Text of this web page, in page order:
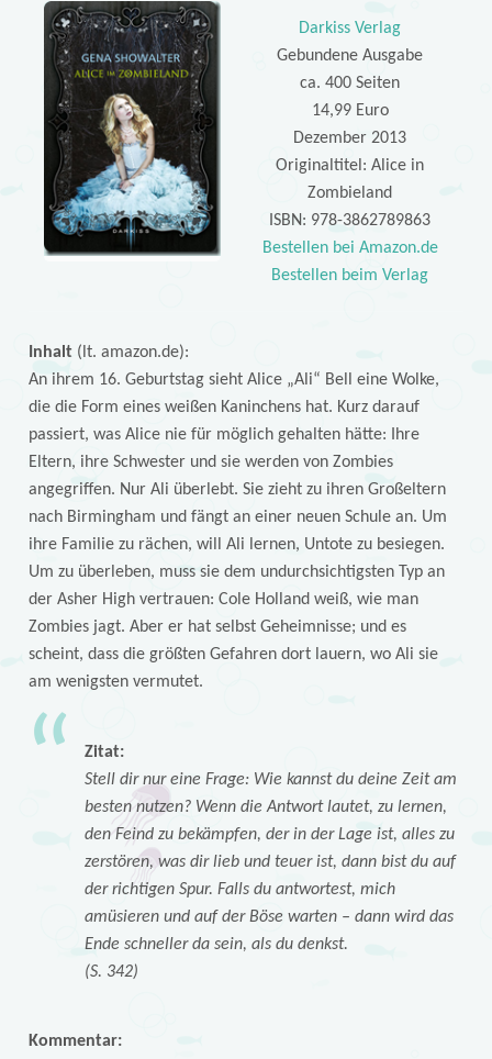
Darkiss Verlag
Gebundene Ausgabe
ca. 400 Seiten
14,99 Euro
Dezember 2013
Originaltitel: Alice in
Zombieland
ISBN: 978-3862789863
Bestellen bei Amazon.de
Bestellen beim Verlag
Inhalt (lt. amazon.de):
An ihrem 16. Geburtstag sieht Alice „Ali“ Bell eine Wolke,
die die Form eines weißen Kaninchens hat. Kurz darauf
passiert, was Alice nie für möglich gehalten hätte: Ihre
Eltern, ihre Schwester und sie werden von Zombies
angegriffen. Nur Ali überlebt. Sie zieht zu ihren Großeltern
nach Birmingham und fängt an einer neuen Schule an. Um
ihre Familie zu rächen, will Ali lernen, Untote zu besiegen.
Um zu überleben, muss sie dem undurchsichtigsten Typ an
der Asher High vertrauen: Cole Holland weiß, wie man
Zombies jagt. Aber er hat selbst Geheimnisse; und es
scheint, dass die größten Gefahren dort lauern, wo Ali sie
am wenigsten vermutet.
Zitat:
Stell dir nur eine Frage: Wie kannst du deine Zeit am
besten nutzen? Wenn die Antwort lautet, zu lernen,
den Feind zu bekämpfen, der in der Lage ist, alles zu
zerstören, was dir lieb und teuer ist, dann bist du auf
der richtigen Spur. Falls du antwortest, mich
amüsieren und auf der Böse warten – dann wird das
Ende schneller da sein, als du denkst.
(S. 342)
Kommentar: